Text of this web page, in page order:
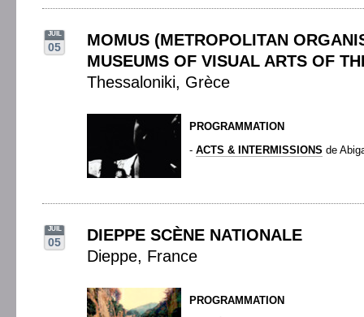
JUIL
05
MOMUS (METROPOLITAN
MUSEUMS OF VISUAL ARTS OF
Thessaloniki, Grèce
PROGRAMMATION
- ACTS & INTERMISSIONS de
JUIL
05
DIEPPE SCÈNE NATIONALE
Dieppe, France
PROGRAMMATION